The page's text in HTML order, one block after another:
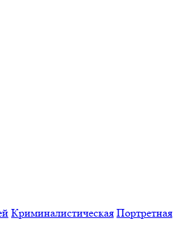
Криминалистическая Портретная